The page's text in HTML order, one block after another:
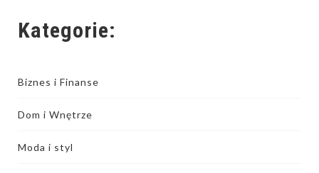
Kategorie:
Biznes i Finanse
Dom i Wnętrze
Moda i styl